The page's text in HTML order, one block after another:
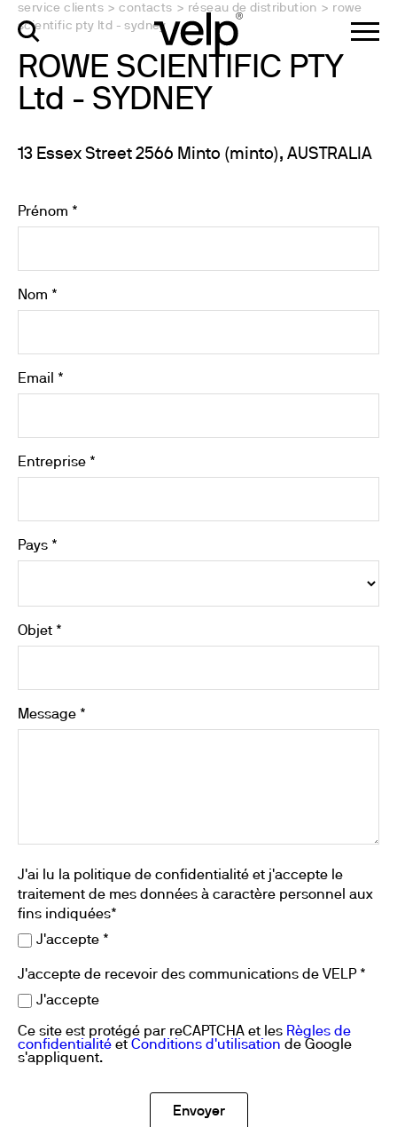
service clients > contacts > réseau de distribution > rowe
scientific pty ltd - sydney
ROWE SCIENTIFIC PTY
Ltd - SYDNEY
13 Essex Street 2566 Minto (minto), AUSTRALIA
Prénom *
Nom *
Email *
Entreprise *
Pays *
Objet *
Message *
J'ai lu la politique de confidentialité et j'accepte le
traitement de mes données à caractère personnel aux
fins indiquées*
J'accepte *
J'accepte de recevoir des communications de VELP *
J'accepte
Ce site est protégé par reCAPTCHA et les Règles de
confidentialité et Conditions d'utilisation de Google
s'appliquent.